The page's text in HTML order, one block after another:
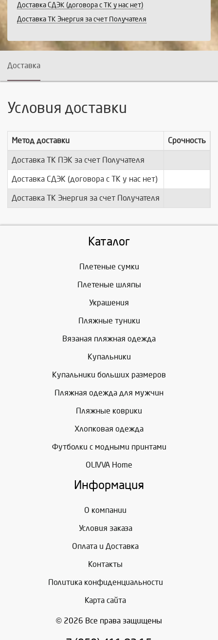
Доставка СДЭК (договора с ТК у нас нет)
Доставка ТК Энергия за счет Получателя
Доставка
Условия доставки
Метод доставки Срочность
Доставка ТК ПЭК за счет Получателя
Доставка СДЭК (договора с ТК у нас нет)
Доставка ТК Энергия за счет Получателя
Каталог
Плетеные сумки
Плетеные шляпы
Украшения
Пляжные туники
Вязаная пляжная одежда
Купальники
Купальники больших размеров
Пляжная одежда для мужчин
Пляжные коврики
Хлопковая одежда
Футболки с модными принтами
OLIVVA Home
Информация
О компании
Условия заказа
Оплата и Доставка
Контакты
Политика конфиденциальности
Карта сайта
© 2026 Все права защищены